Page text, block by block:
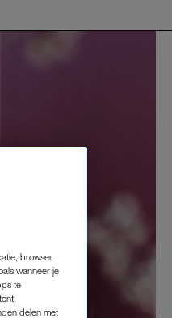
browser
wanneer je
te
delen met